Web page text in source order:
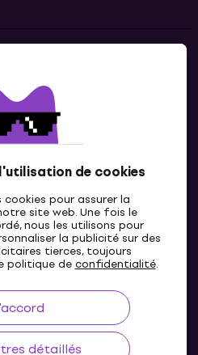
de cookies
pour assurer la
site web. Une fois le
nous les utilisons pour
la publicité sur des
tierces, toujours
politique deconfidentialité.
détaillés
nous
LU